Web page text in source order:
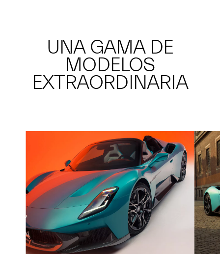
UNA GAMA DE
MODELOS
EXTRAORDINARIA